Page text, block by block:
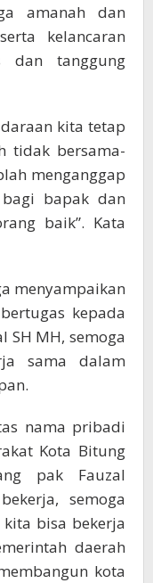
amanah dan
kelancaran
dan tanggung
kita tetap
tidak bersama-
menganggap
bapak dan
baik”. Kata
menyampaikan
kepada
SH MH, semoga
sama dalam
nama pribadi
Kota Bitung
pak Fauzal
semoga
bisa bekerja
daerah
kota